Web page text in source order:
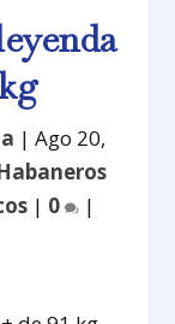
| Ago 20,
| 0 |